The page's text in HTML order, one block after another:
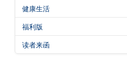
健康生活
福利版
读者来函